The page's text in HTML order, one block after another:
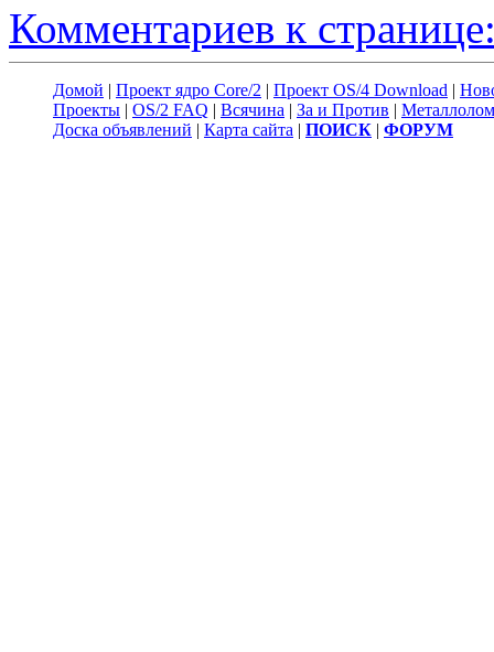
Комментариев к
Домой | Проект ядро Core/2 | Проект OS/4 Download |
Проекты | OS/2 FAQ | Всячина | За и Против | Металлолом
Доска объявлений | Карта сайта | ПОИСК | ФОРУМ